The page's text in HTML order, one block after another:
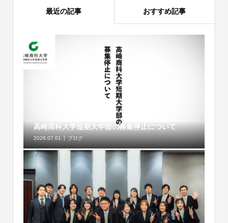
最近の記事 おすすめ記事
高崎商科大学短期大学部の募集停止について
2026.07.01 ブログ